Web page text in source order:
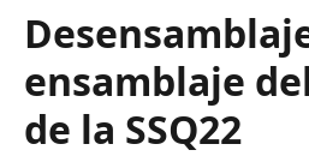
ensamblaje
de la SSQ22